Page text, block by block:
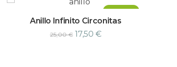
¡Oferta!
Anillo Infinito Circonitas
25,00€ 17,50 €